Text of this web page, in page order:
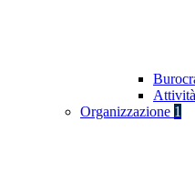
Organizzazione 1